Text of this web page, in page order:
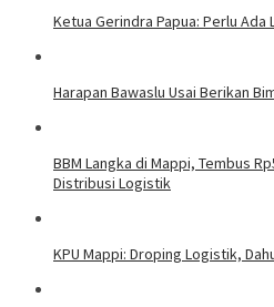
Ketua Gerindra Papua: Perlu Ada
Harapan Bawaslu Usai Berikan
BBM Langka di Mappi, Tembus
Distribusi Logistik
KPU Mappi: Droping Logistik,